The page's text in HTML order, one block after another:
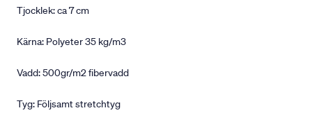
Tjocklek: ca 7 cm
Kärna: Polyeter 35 kg/m3
Vadd: 500gr/m2 fibervadd
Tyg: Följsamt stretchtyg